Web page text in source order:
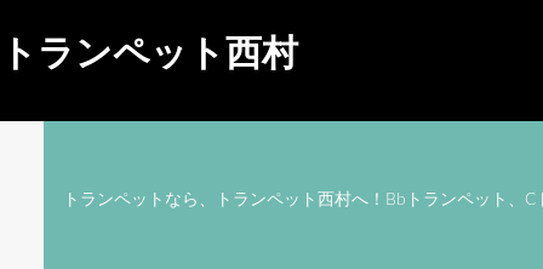
トランペット西村
トランペットなら、トランペット西村へ！Bbトランペット